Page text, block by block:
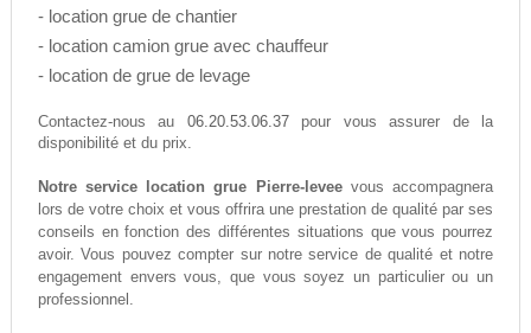
- location grue de chantier
- location camion grue avec chauffeur
- location de grue de levage
Contactez-nous au 06.20.53.06.37pour vous assurer de la
disponibilité et du prix.
Notre service location grue Pierre-leveevous accompagnera
lors de votre choix et vous offrira une prestation de qualité par ses
conseils en fonction des différentes situations que vous pourrez
avoir. Vous pouvez compter sur notre service de qualité et notre
engagement envers vous, que vous soyez un particulier ou un
professionnel.